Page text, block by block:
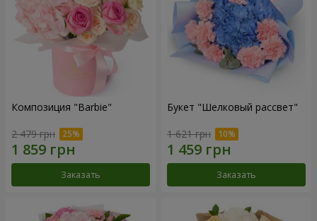
Композиция "Barbie"
2 479 грн
Заказать
Букет "Шелковый рассвет"
1 621 грн
Заказать